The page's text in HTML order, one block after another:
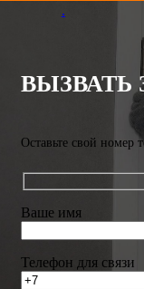
.
Оставьте свой номер
Ваше имя
Телефон для связи